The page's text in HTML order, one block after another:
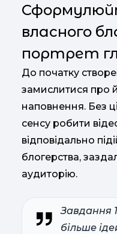
власного
портрет
До початку
замислитися про
наповнення. Без
сенсу робити
відповідально
блогерства,
аудиторію.
Завдання
більше